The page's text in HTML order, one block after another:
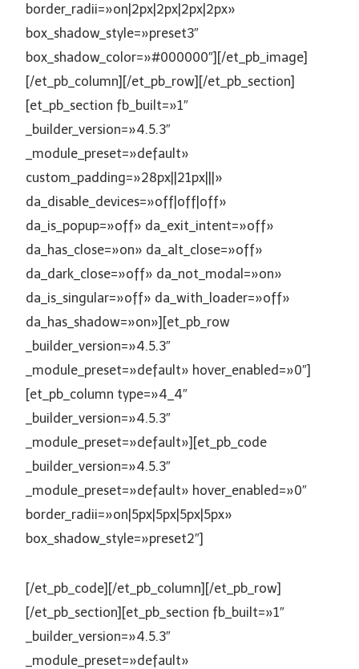
border_radii=»on|2px|2px|2px|2px»
box_shadow_style=»preset3″
box_shadow_color=»#000000″][/et_pb_image]
[/et_pb_column][/et_pb_row][/et_pb_section]
[et_pb_section fb_built=»1″
_builder_version=»4.5.3″
_module_preset=»default»
custom_padding=»28px||21px|||»
da_disable_devices=»off|off|off»
da_is_popup=»off» da_exit_intent=»off»
da_has_close=»on» da_alt_close=»off»
da_dark_close=»off» da_not_modal=»on»
da_is_singular=»off» da_with_loader=»off»
da_has_shadow=»on»][et_pb_row
_builder_version=»4.5.3″
_module_preset=»default» hover_enabled=»0″]
[et_pb_column type=»4_4″
_builder_version=»4.5.3″
_module_preset=»default»][et_pb_code
_builder_version=»4.5.3″
_module_preset=»default» hover_enabled=»0″
border_radii=»on|5px|5px|5px|5px»
box_shadow_style=»preset2″]
[/et_pb_code][/et_pb_column][/et_pb_row]
[/et_pb_section][et_pb_section fb_built=»1″
_builder_version=»4.5.3″
_module_preset=»default»